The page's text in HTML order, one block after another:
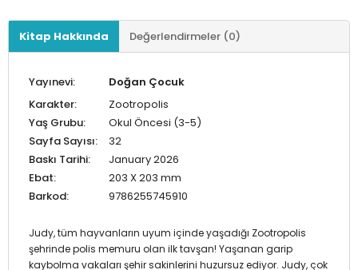
Kitap Hakkında Değerlendirmeler (0)
Yayınevi:
Doğan Çocuk
Karakter:
Zootropolis
Yaş Grubu:
Okul Öncesi (3-5)
Sayfa Sayısı:
32
Baskı Tarihi:
January 2026
Ebat:
203 X 203 mm
Barkod:
9786255745910
Judy, tüm hayvanların uyum içinde yaşadığı Zootropolis
şehrinde polis memuru olan ilk tavşan! Yaşanan garip
kaybolma vakaları şehir sakinlerini huzursuz ediyor. Judy, çok